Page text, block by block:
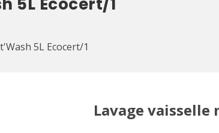
5L Ecocert/1
Lavage vaisselle